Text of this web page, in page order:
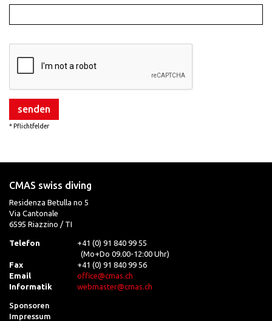
senden
* Pflichtfelder
CMAS swiss diving
Residenza Betulla no 5
Via Cantonale
6595 Riazzino / TI
Telefon
+41 (0) 91 840 99 55
(Mo+Do 09.00-12:00 Uhr)
Fax
+41 (0) 91 840 99 56
Email
office@cmas.ch
Informatik
webmaster@cmas.ch
Sponsoren
Impressum